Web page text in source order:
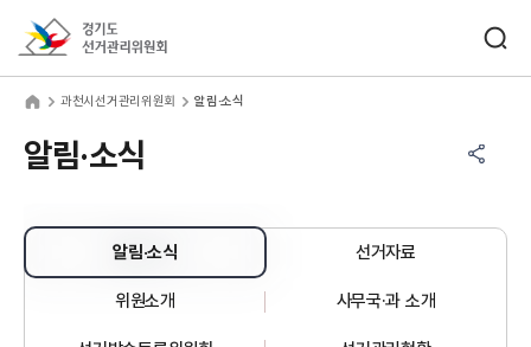
과천시선거관리위원회 알림·소식
알림·소식
알림·소식 선거자료
위원소개 사무국·과 소개